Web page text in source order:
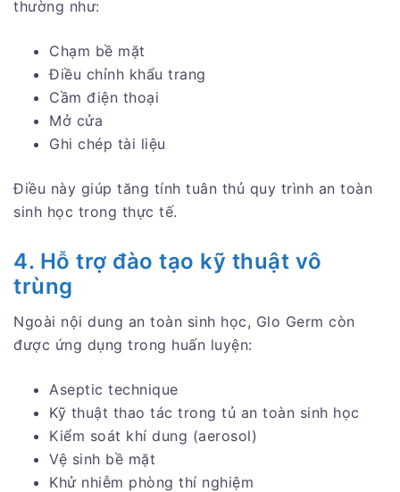
thường như:
Chạm bề mặt
Điều chỉnh khẩu trang
Cầm điện thoại
Mở cửa
Ghi chép tài liệu
Điều này giúp tăng tính tuân thủ quy trình an toàn
sinh học trong thực tế.
4. Hỗ trợ đào tạo kỹ thuật vô
trùng
Ngoài nội dung an toàn sinh học, Glo Germ còn
được ứng dụng trong huấn luyện:
Aseptic technique
Kỹ thuật thao tác trong tủ an toàn sinh học
Kiểm soát khí dung (aerosol)
Vệ sinh bề mặt
Khử nhiễm phòng thí nghiệm